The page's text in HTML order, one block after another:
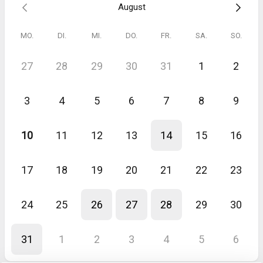
August
MO. DI. MI. DO. FR. SA. SO.
27 28 29 30 31 1 2
3 4 5 6 7 8 9
10 11 12 13 14 15 16
17 18 19 20 21 22 23
24 25 26 27 28 29 30
31 1 2 3 4 5 6